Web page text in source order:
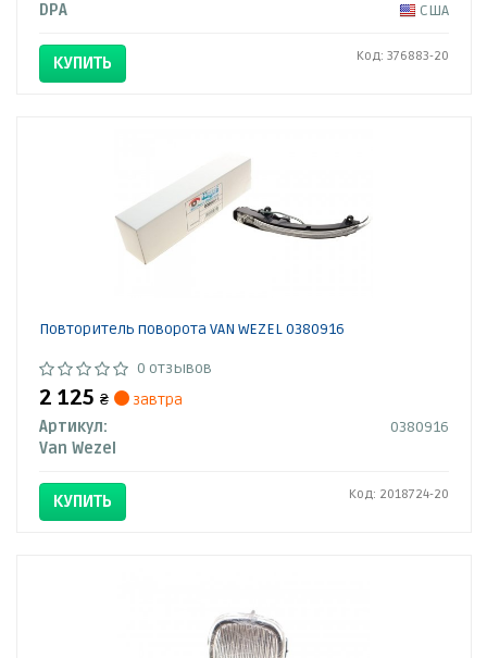
DPA
США
КУПИТЬ Код: 376883-20
Повторитель поворота VAN WEZEL 0380916
0 отзывов
2 125 ₴
завтра
Артикул:
0380916
Van Wezel
КУПИТЬ Код: 2018724-20